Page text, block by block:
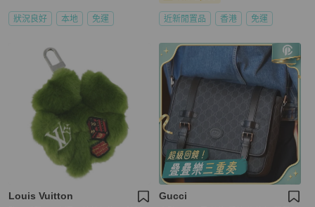
狀況良好 本地 免運 近新閒置品 香港 免運
Louis Vuitton Gucci